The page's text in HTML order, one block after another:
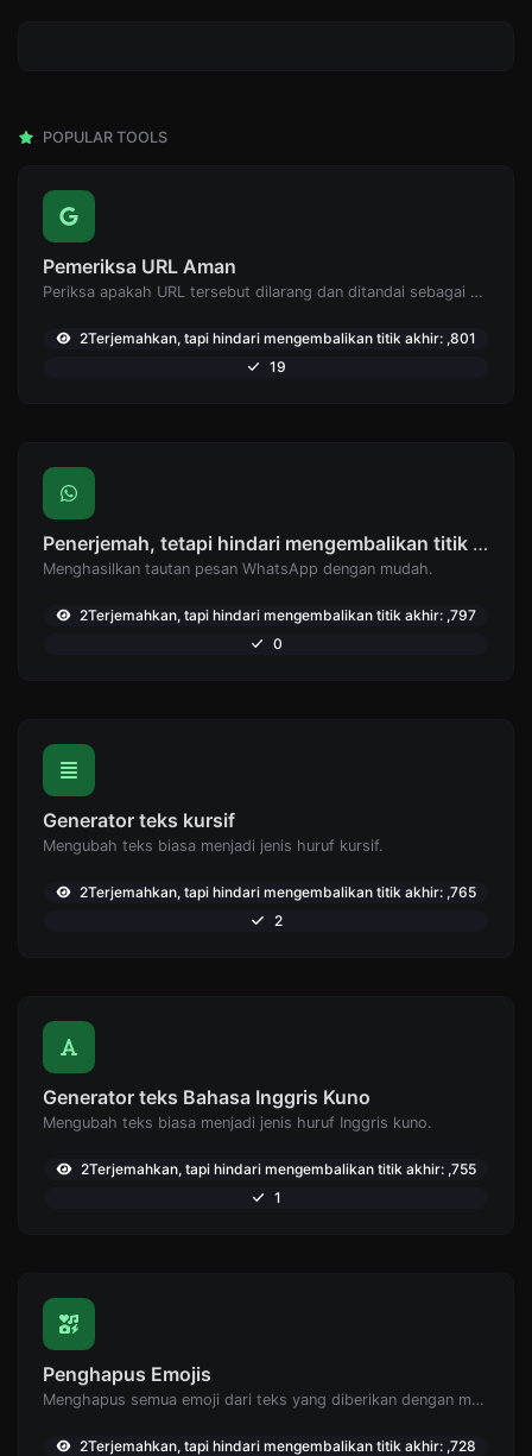
POPULAR TOOLS
Pemeriksa URL Aman
Periksa apakah URL tersebut dilarang dan ditandai sebagai aman/tidak aman oleh Google.
2Terjemahkan, tapi hindari mengembalikan titik akhir: ,801
19
Penerjemah, tetapi hindari mengembalikan titik akhir: Pembuat tautan WhatsApp
Menghasilkan tautan pesan WhatsApp dengan mudah.
2Terjemahkan, tapi hindari mengembalikan titik akhir: ,797
0
Generator teks kursif
Mengubah teks biasa menjadi jenis huruf kursif.
2Terjemahkan, tapi hindari mengembalikan titik akhir: ,765
2
Generator teks Bahasa Inggris Kuno
Mengubah teks biasa menjadi jenis huruf Inggris kuno.
2Terjemahkan, tapi hindari mengembalikan titik akhir: ,755
1
Penghapus Emojis
Menghapus semua emoji dari teks yang diberikan dengan mudah.
2Terjemahkan, tapi hindari mengembalikan titik akhir: ,728